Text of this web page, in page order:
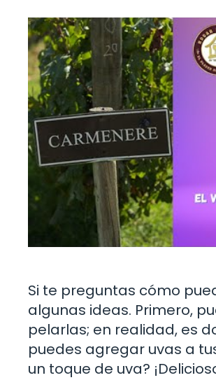
Si te preguntas cómo
algunas ideas. Primero,
pelarlas; en realidad, es
puedes agregar uvas a
un toque de uva?